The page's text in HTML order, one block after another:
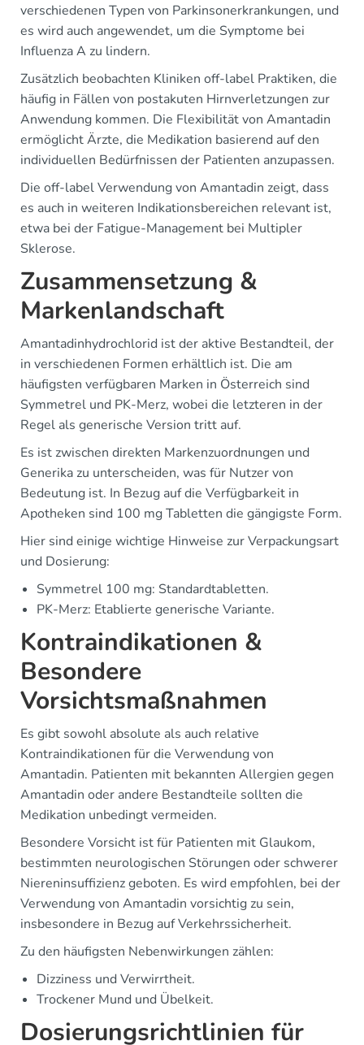
verschiedenen Typen von Parkinsonerkrankungen, und
es wird auch angewendet, um die Symptome bei
Influenza A zu lindern.
Zusätzlich beobachten Kliniken off-label Praktiken, die
häufig in Fällen von postakuten Hirnverletzungen zur
Anwendung kommen. Die Flexibilität von Amantadin
ermöglicht Ärzte, die Medikation basierend auf den
individuellen Bedürfnissen der Patienten anzupassen.
Die off-label Verwendung von Amantadin zeigt, dass
es auch in weiteren Indikationsbereichen relevant ist,
etwa bei der Fatigue-Management bei Multipler
Sklerose.
Zusammensetzung &
Markenlandschaft
Amantadinhydrochlorid ist der aktive Bestandteil, der
in verschiedenen Formen erhältlich ist. Die am
häufigsten verfügbaren Marken in Österreich sind
Symmetrel und PK-Merz, wobei die letzteren in der
Regel als generische Version tritt auf.
Es ist zwischen direkten Markenzuordnungen und
Generika zu unterscheiden, was für Nutzer von
Bedeutung ist. In Bezug auf die Verfügbarkeit in
Apotheken sind 100 mg Tabletten die gängigste Form.
Hier sind einige wichtige Hinweise zur Verpackungsart
und Dosierung:
Symmetrel 100 mg: Standardtabletten.
PK-Merz: Etablierte generische Variante.
Kontraindikationen &
Besondere
Vorsichtsmaßnahmen
Es gibt sowohl absolute als auch relative
Kontraindikationen für die Verwendung von
Amantadin. Patienten mit bekannten Allergien gegen
Amantadin oder andere Bestandteile sollten die
Medikation unbedingt vermeiden.
Besondere Vorsicht ist für Patienten mit Glaukom,
bestimmten neurologischen Störungen oder schwerer
Niereninsuffizienz geboten. Es wird empfohlen, bei der
Verwendung von Amantadin vorsichtig zu sein,
insbesondere in Bezug auf Verkehrssicherheit.
Zu den häufigsten Nebenwirkungen zählen:
Dizziness und Verwirrtheit.
Trockener Mund und Übelkeit.
Dosierungsrichtlinien für